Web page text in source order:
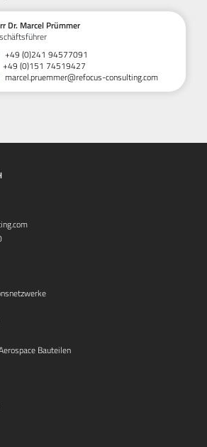
Dr. Marcel Prümmer
+49 (0)241 94577091
+49 (0)151 74519427
marcel.pruemmer@refocus-consulting.com
Bauteilen